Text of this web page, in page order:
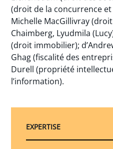
(droit de la concurrence
Michelle MacGillivray
Chaimberg, Lyudmila
(droit immobilier);
Ghag (fiscalité des
Durell (propriété
l’information).
EXPERTISE